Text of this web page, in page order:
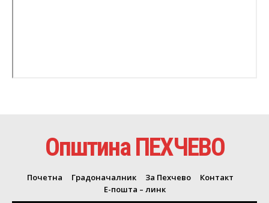
Општина ПЕХЧЕВО
Почетна Градоначалник За Пехчево
Контакт
Е-пошта – линк